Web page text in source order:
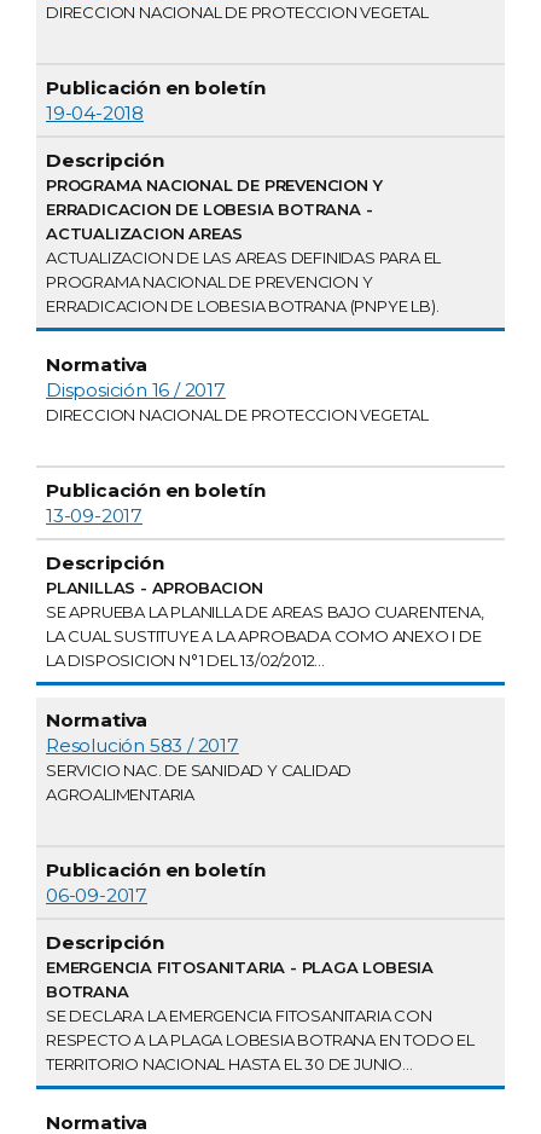
DIRECCION NACIONAL DE PROTECCION VEGETAL
19-04-2018
PROGRAMA NACIONAL DE PREVENCION Y
ERRADICACION DE LOBESIA BOTRANA -
ACTUALIZACION AREAS
ACTUALIZACION DE LAS AREAS DEFINIDAS PARA EL
PROGRAMA NACIONAL DE PREVENCION Y
ERRADICACION DE LOBESIA BOTRANA (PNPYE LB).
Disposición 16 / 2017
DIRECCION NACIONAL DE PROTECCION VEGETAL
13-09-2017
PLANILLAS - APROBACION
SE APRUEBA LA PLANILLA DE AREAS BAJO CUARENTENA,
LA CUAL SUSTITUYE A LA APROBADA COMO ANEXO I DE
LA DISPOSICION N°1 DEL 13/02/2012...
Resolución 583 / 2017
SERVICIO NAC. DE SANIDAD Y CALIDAD
AGROALIMENTARIA
06-09-2017
EMERGENCIA FITOSANITARIA - PLAGA LOBESIA
BOTRANA
SE DECLARA LA EMERGENCIA FITOSANITARIA CON
RESPECTO A LA PLAGA LOBESIA BOTRANA EN TODO EL
TERRITORIO NACIONAL HASTA EL 30 DE JUNIO...